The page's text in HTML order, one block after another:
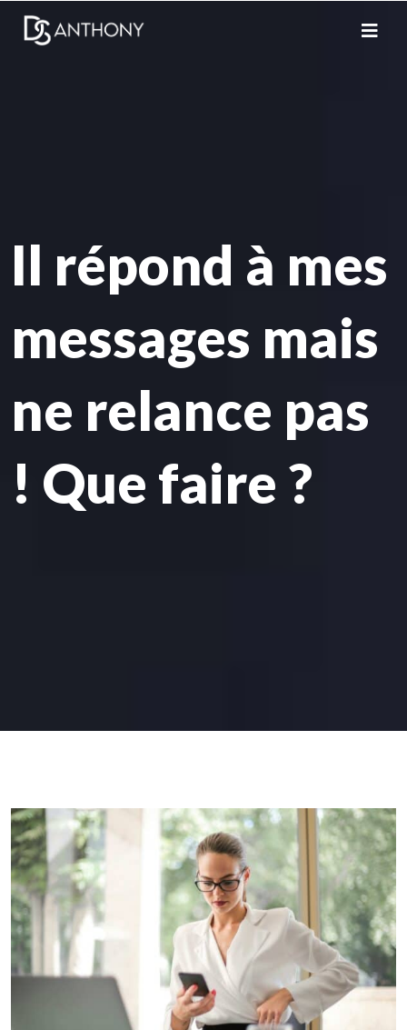
Il répond à mes
messages mais
ne relance pas
! Que faire ?